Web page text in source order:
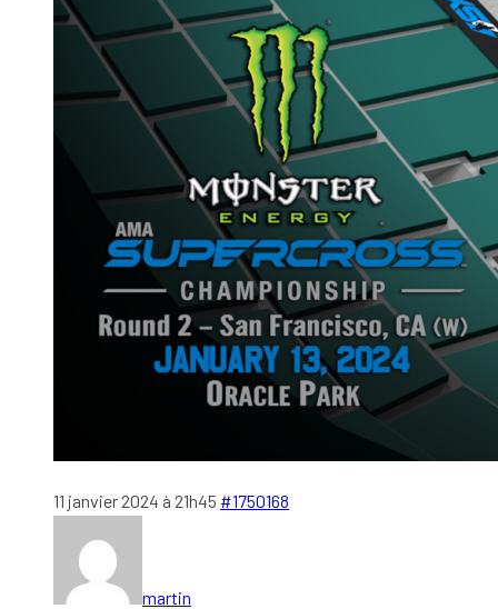
11 janvier 2024 à 21h45 #1750168
martin